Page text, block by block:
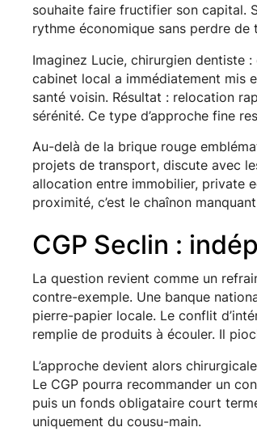
souhaite faire fructifier son capital.
rythme économique sans perdre
Imaginez Lucie, chirurgien dentiste :
cabinet local a immédiatement mis
santé voisin. Résultat : relocation
sérénité. Ce type d’approche fine
Au-delà de la brique rouge
projets de transport, discute avec
allocation entre immobilier, private
proximité, c’est le chaînon
CGP Seclin :
La question revient comme un
contre-exemple. Une banque
pierre-papier locale. Le conflit
remplie de produits à écouler. Il
L’approche devient alors
Le CGP pourra recommander un
puis un fonds obligataire court
uniquement du cousu-main.